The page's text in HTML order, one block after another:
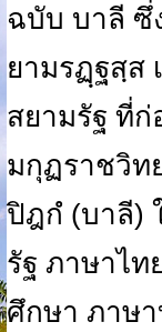
ฉบับ บาลี ซึ่
ยามรฏฺฐสฺส
สยามรัฐ ที่
มกุฏราชวิท
ปิฎกํ (บาลี)
รัฐ ภาษาไท
ศึกษา ภาษ